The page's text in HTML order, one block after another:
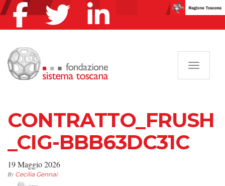
CONTRATTO_FRUSH
_CIG-BBB63DC31C
19 Maggio 2026
By Cecilia Gennai